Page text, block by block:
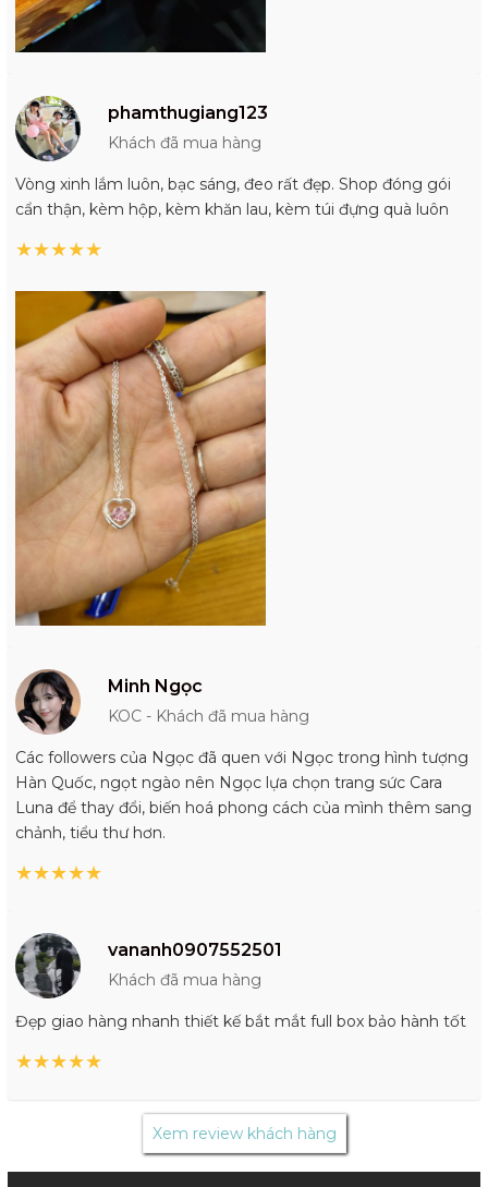
phamthugiang123
Khách đã mua hàng
Vòng xinh lắm luôn, bạc sáng, đeo rất đẹp. Shop đóng gói
cẩn thận, kèm hộp, kèm khăn lau, kèm túi đựng quà luôn
★★★★★
Minh Ngọc
KOC - Khách đã mua hàng
Các followers của Ngọc đã quen với Ngọc trong hình tượng
Hàn Quốc, ngọt ngào nên Ngọc lựa chọn trang sức Cara
Luna để thay đổi, biến hoá phong cách của mình thêm sang
chảnh, tiểu thư hơn.
★★★★★
vananh0907552501
Khách đã mua hàng
Đẹp giao hàng nhanh thiết kế bắt mắt full box bảo hành tốt
★★★★★
Xem review khách hàng